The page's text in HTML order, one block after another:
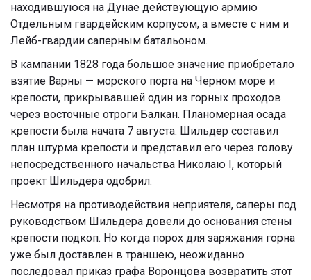
находившуюся на Дунае действующую армию
Отдельным гвардейским корпусом, а вместе с ним и
Лейб-гвардии саперным батальоном.
В кампании 1828 года большое значение приобретало
взятие Варны — морского порта на Черном море и
крепости, прикрывавшей один из горных проходов
через восточные отроги Балкан. Планомерная осада
крепости была начата 7 августа. Шильдер составил
план штурма крепости и представил его через голову
непосредственного начальства Николаю I, который
проект Шильдера одобрил.
Несмотря на противодействия неприятеля, саперы под
руководством Шильдера довели до основания стены
крепости подкоп. Но когда порох для заряжания горна
уже был доставлен в траншею, неожиданно
последовал приказ графа Воронцова возвратить этот